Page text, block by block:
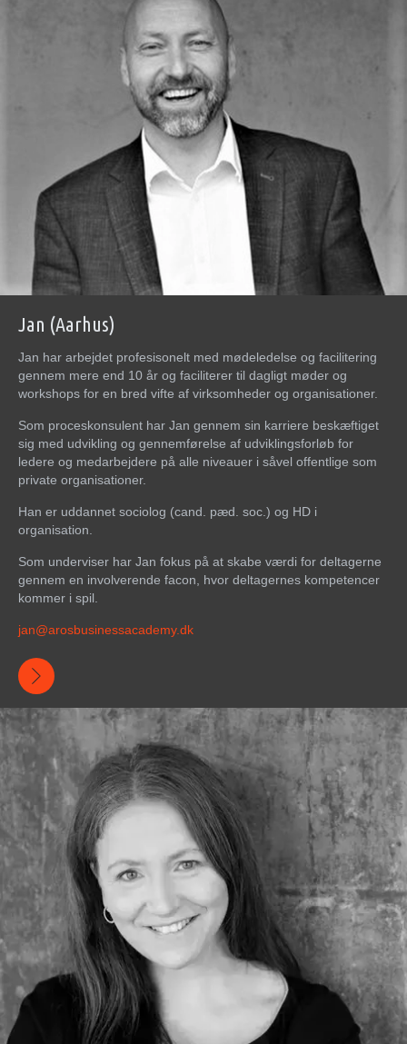
Jan (Aarhus)
Jan har arbejdet profesisonelt med mødeledelse og facilitering
gennem mere end 10 år og faciliterer til dagligt møder og
workshops for en bred vifte af virksomheder og organisationer.
Som proceskonsulent har Jan gennem sin karriere beskæftiget
sig med udvikling og gennemførelse af udviklingsforløb for
ledere og medarbejdere på alle niveauer i såvel offentlige som
private organisationer.
Han er uddannet sociolog (cand. pæd. soc.) og HD i
organisation.
Som underviser har Jan fokus på at skabe værdi for deltagerne
gennem en involverende facon, hvor deltagernes kompetencer
kommer i spil.
jan@arosbusinessacademy.dk